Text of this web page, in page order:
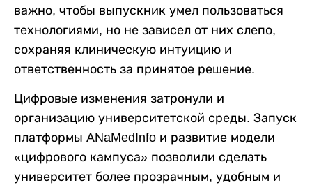
важно, чтобы выпускник умел пользоваться
технологиями, но не зависел от них слепо,
сохраняя клиническую интуицию и
ответственность за принятое решение.
Цифровые изменения затронули и
организацию университетской среды. Запуск
платформы ANaMedInfo и развитие модели
«цифрового кампуса» позволили сделать
университет более прозрачным, удобным и